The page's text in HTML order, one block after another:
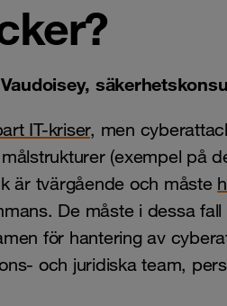
IT-kriser, men
(exempel på
är tvärgående och måste
De måste i dessa
för hantering av
och juridiska team,